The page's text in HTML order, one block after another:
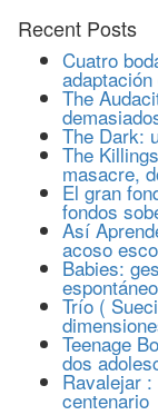
Recent Posts
Cuatro
The
The Dark:
The
masacre,
El gran
fondos
Así
acoso
Babies:
Trío (
Teenage
dos
Ravalejar
centenario